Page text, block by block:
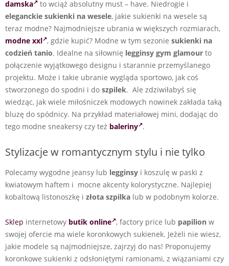
damska
to wciąż absolutny must – have. Niedrogie i
eleganckie sukienki na wesele, jakie sukienki na wesele są
teraz modne? Najmodniejsze ubrania w większych rozmiarach,
modne xxl , gdzie kupić? Modne w tym sezonie sukienki na
codzień tanio. Idealne na siłownię legginsy gym glamour to
połączenie wyjątkowego designu i starannie przemyślanego
projektu. Może i takie ubranie wygląda sportowo, jak coś
stworzonego do spodni i do szpilek. Ale zdziwiłabyś się
wiedząc, jak wiele miłośniczek modowych nowinek zakłada taką
bluzę do spódnicy. Na przykład materiałowej mini, dodając do
tego modne sneakersy czy też baleriny .
Stylizacje w romantycznym stylu i nie tylko
Polecamy wygodne jeansy lub legginsy i koszulę w paski z
kwiatowym haftem i mocne akcenty kolorystyczne. Najlepiej
kobaltową listonoszkę i złota szpilka lub w podobnym kolorze.
Sklep internetowy butik online , factory price lub papilion w
swojej ofercie ma wiele koronkowych sukienek. Jeżeli nie wiesz,
jakie modele są najmodniejsze, zajrzyj do nas! Proponujemy
koronkowe sukienki z odsłoniętymi ramionami, z wiązaniami czy